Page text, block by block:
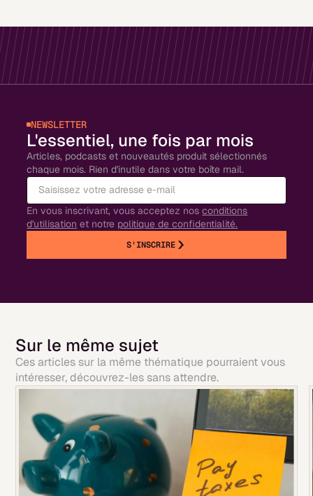
NEWSLETTER
L'essentiel, une fois par mois
Articles, podcasts et nouveautés produit sélectionnés
chaque mois. Rien d'inutile dans votre boîte mail.
En vous inscrivant, vous acceptez nosconditions
d'utilisation et notre politique de confidentialité.
S'INSCRIRE
Sur le même sujet
Ces articles sur la même thématique pourraient vous
intéresser, découvrez-les sans attendre.